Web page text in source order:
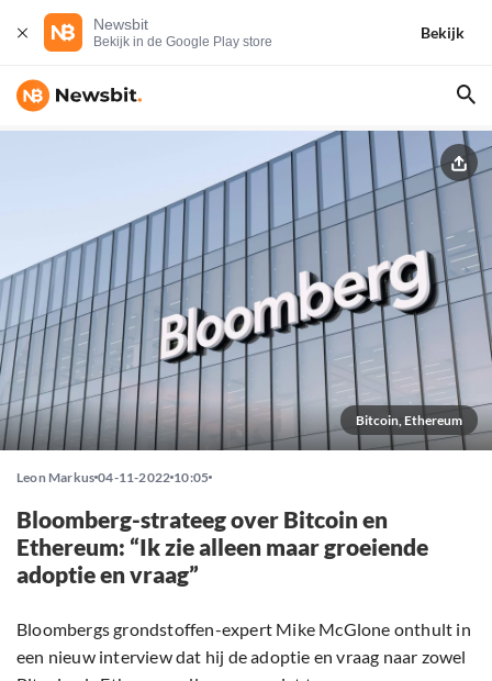
Newsbit
Bekijk in de Google Play store
Bekijk
Bitcoin, Ethereum
Leon Markus 04-11-2022 10:05
Bloomberg-strateeg over Bitcoin en
Ethereum: “Ik zie alleen maar groeiende
adoptie en vraag”
Bloombergs grondstoffen-expert Mike McGlone onthult in
een nieuw interview dat hij de adoptie en vraag naar zowel